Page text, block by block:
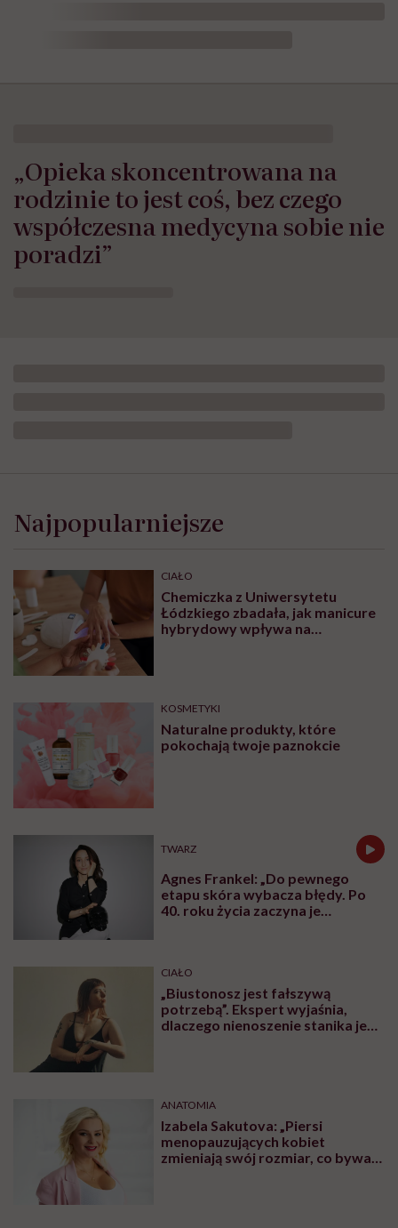
„Opieka skoncentrowana na
rodzinie to jest coś, bez czego
współczesna medycyna sobie nie
poradzi”
Najpopularniejsze
CIAŁO
Chemiczka z Uniwersytetu
Łódzkiego zbadała, jak manicure
hybrydowy wpływa na
KOSMETYKI
Naturalne produkty, które
pokochają twoje paznokcie
TWARZ
Agnes Frankel: „Do pewnego
etapu skóra wybacza błędy. Po
40. roku życia zaczyna je
CIAŁO
„Biustonosz jest fałszywą
potrzebą”. Ekspert wyjaśnia,
dlaczego nienoszenie stanika jest
ANATOMIA
Izabela Sakutova: „Piersi
menopauzujących kobiet
zmieniają swój rozmiar, co bywa